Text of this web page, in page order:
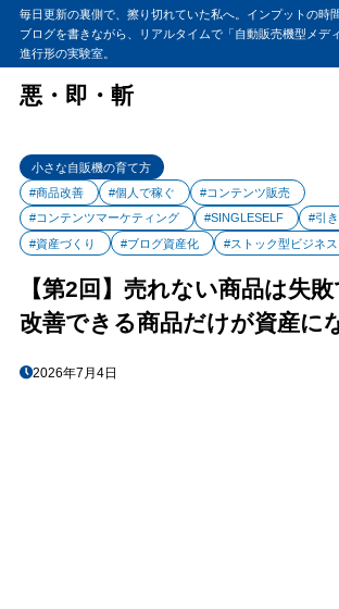
毎日更新の裏側で、擦り切れていた私へ。インプットの時
ブログを書きながら、リアルタイムで「自動販売機型メデ
進行形の実験室。
悪・即・斬
小さな自販機の育て方
#商品改善
#個人で稼ぐ
#コンテンツ販売
#コンテンツマーケティング
#SINGLESELF
#引
#資産づくり
#ブログ資産化 #ストック型ビジネス
【第2回】売れない商品は失敗
改善できる商品だけが資産に
2026年7月4日